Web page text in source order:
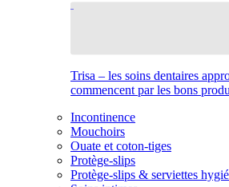
Trisa – les soins dentaires
commencent par les bons
Incontinence
Mouchoirs
Ouate et coton-tiges
Protège-slips
Protège-slips & serviettes